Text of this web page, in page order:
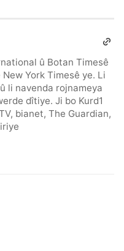
û Botan Timesê
York Timesê ye. Li
li navenda rojnameya
dîtiye. Ji bo Kurd1
bianet, The Guardian,